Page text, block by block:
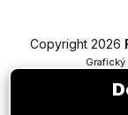
Copyright 2026